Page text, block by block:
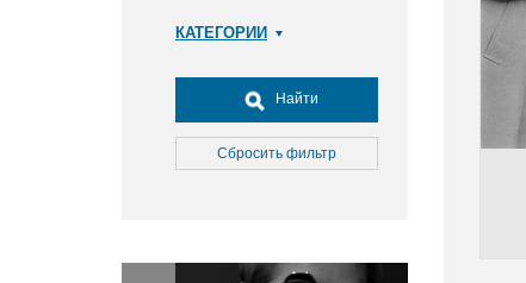
КАТЕГОРИИ
Досуг, туризм и отдых
Культура
Медицина
Окружающая среда
Найти
Сбросить фильтр